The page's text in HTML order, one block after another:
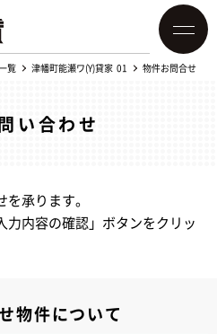
覧 津幡町能瀬ワ(Y)貸家 01 物件お問合せ
い合わせ
承ります。
内容の確認」ボタンをクリッ
物件について